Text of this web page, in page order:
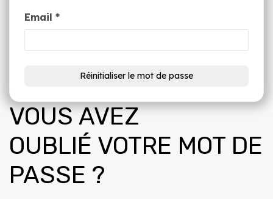
Email *
VOUS AVEZ
OUBLIÉ VOTRE MOT DE
PASSE ?